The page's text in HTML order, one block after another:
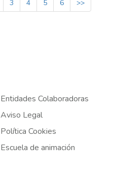
3 4 5 6 >>
Entidades Colaboradoras
Aviso Legal
Política Cookies
Escuela de animación